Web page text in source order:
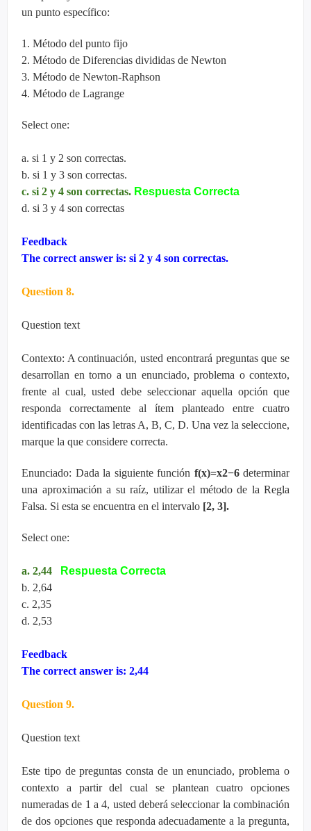
un punto específico:
1. Método del punto fijo
2. Método de Diferencias divididas de Newton
3. Método de Newton-Raphson
4. Método de Lagrange
Select one:
a. si 1 y 2 son correctas.
b. si 1 y 3 son correctas.
c. si 2 y 4 son correctas. Respuesta Correcta
d. si 3 y 4 son correctas
Feedback
The correct answer is: si 2 y 4 son correctas.
Question 8.
Question text
Contexto: A continuación, usted encontrará preguntas que se
desarrollan en torno a un enunciado, problema o contexto,
frente al cual, usted debe seleccionar aquella opción que
responda correctamente al ítem planteado entre cuatro
identificadas con las letras A, B, C, D. Una vez la seleccione,
marque la que considere correcta.
Enunciado: Dada la siguiente función f(x)=x2−6 determinar
una aproximación a su raíz, utilizar el método de la Regla
Falsa. Si esta se encuentra en el intervalo [2, 3].
Select one:
a. 2,44
Respuesta Correcta
b. 2,64
c. 2,35
d. 2,53
Feedback
The correct answer is: 2,44
Question 9.
Question text
Este tipo de preguntas consta de un enunciado, problema o
contexto a partir del cual se plantean cuatro opciones
numeradas de 1 a 4, usted deberá seleccionar la combinación
de dos opciones que responda adecuadamente a la pregunta,